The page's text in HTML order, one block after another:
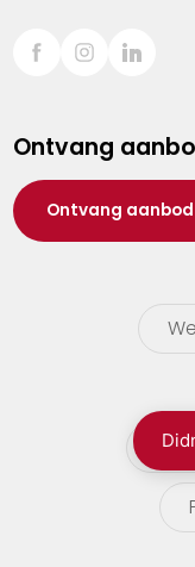
Sint-Truiden
Waasland
Wuustwezel
Zoersel
Ontvang
Ontvang aanbod